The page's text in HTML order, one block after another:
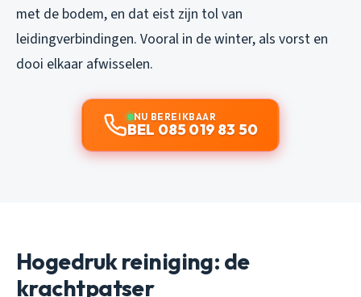
met de bodem, en dat eist zijn tol van
leidingverbindingen. Vooral in de winter, als vorst en
dooi elkaar afwisselen.
NU BEREIKBAAR
BEL 085 019 83 50
Hogedruk reiniging: de
krachtpatser